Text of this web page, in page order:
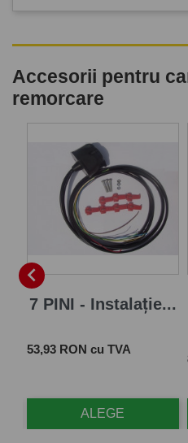
Accesorii pentru
remorcare

7 PINI - Instalație...
Pret
53,93 RON cu TVA
ALEGE